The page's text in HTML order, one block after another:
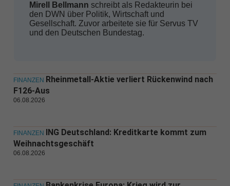
Mirell Bellmann schreibt als Redakteurin bei
den DWN über Politik, Wirtschaft und
Gesellschaft. Zuvor arbeitete sie für Servus TV
und den Deutschen Bundestag.
FINANZEN Rheinmetall-Aktie verliert Rückenwind nach
F126-Aus
06.08.2026
FINANZEN
ING Deutschland: Kreditkarte kommt zum
Weihnachtsgeschäft
06.08.2026